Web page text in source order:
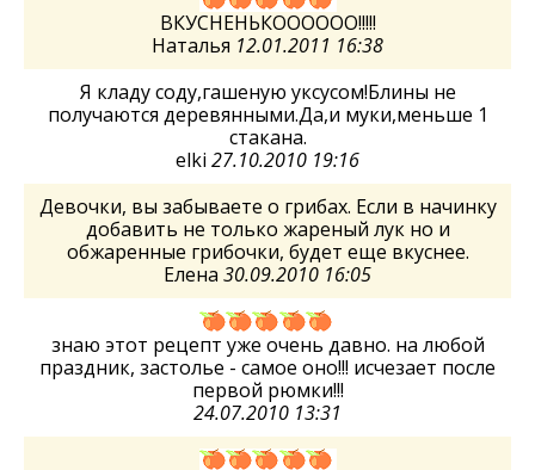
ВКУСНЕНЬКОООООО!!!!!
Наталья 12.01.2011 16:38
Я кладу соду,гашеную уксусом!Блины не
получаются деревянными.Да,и муки,меньше 1
стакана.
elki 27.10.2010 19:16
Девочки, вы забываете о грибах. Если в начинку
добавить не только жареный лук но и
обжаренные грибочки, будет еще вкуснее.
Елена 30.09.2010 16:05
знаю этот рецепт уже очень давно. на любой
праздник, застолье - самое оно!!! исчезает после
первой рюмки!!!
24.07.2010 13:31